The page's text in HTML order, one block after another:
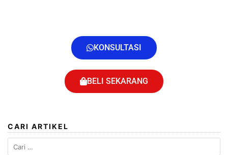
KONSULTASI
BELI SEKARANG
CARI ARTIKEL